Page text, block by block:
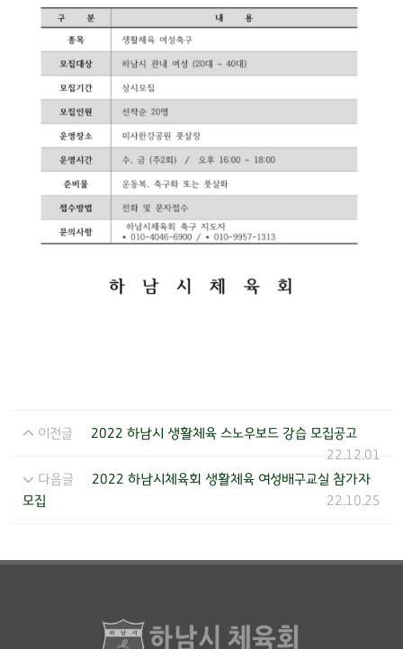
이전글
2022 하남시 생활체육 스노우보드 강습 모집공고
22.12.01
다음글
2022 하남시체육회 생활체육 여성배구교실 참가자
모집
22.10.25